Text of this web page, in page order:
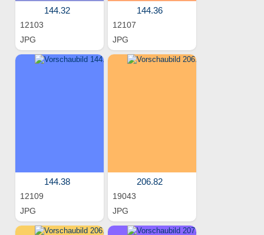
144.32
12103
JPG
144.36
12107
JPG
144.38
12109
JPG
206.82
19043
JPG